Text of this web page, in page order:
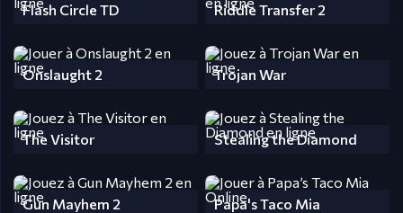
Flash Circle TD Riddle Transfer 2
Onslaught 2 Trojan War
The Visitor Stealing the Diamond
Gun Mayhem 2 Papa's Taco Mia